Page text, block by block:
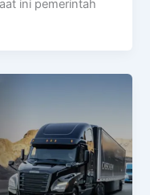
ini pemerintah